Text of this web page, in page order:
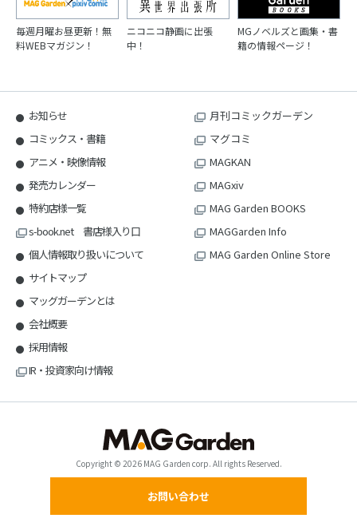
毎週月曜お昼更新！無
料WEBマガジン！
ニコニコ静画に出張
中！
MGノベルズと画集・書
籍の情報ページ！
お知らせ
コミックス・書籍
アニメ・映像情報
発売カレンダー
特約店様一覧
s-book.net 書店様入り口
個人情報取り扱いについて
サイトマップ
マッグガーデンとは
会社概要
採用情報
IR・投資家向け情報
月刊コミックガーデン
マグコミ
MAGKAN
MAGxiv
MAG Garden BOOKS
MAGGarden Info
MAG Garden Online Store
Copyright © 2026 MAG Garden corp. All rights Reserved.
お問い合わせ